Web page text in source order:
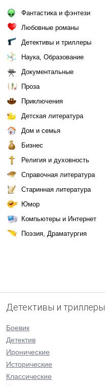
Фантастика и фэнтези
Любовные романы
Детективы и триллеры
Наука, Образование
Документальные
Проза
Приключения
Детская литература
Дом и семья
Бизнес
Религия и духовность
Справочная литература
Старинная литература
Юмор
Компьютеры и Интернет
Поэзия, Драматургия
Детективы и триллеры
Боевик
Детектив
Иронические
Исторические
Классические